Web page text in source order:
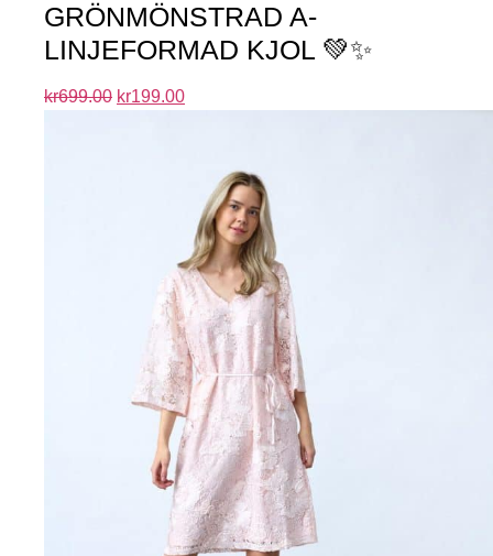
GRÖNMÖNSTRAD A-
LINJEFORMAD KJOL 💚✨
kr699.00 kr199.00